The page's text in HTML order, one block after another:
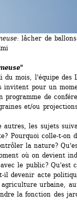
: lâcher de
"
du mois, l'équipe des
invitent pour un
de
et/ou
autres, les sujets
Pourquoi colle-t-on
la nature?
où on devient
le public? Qu'est
il devenir acte
urbaine,
la fonction des